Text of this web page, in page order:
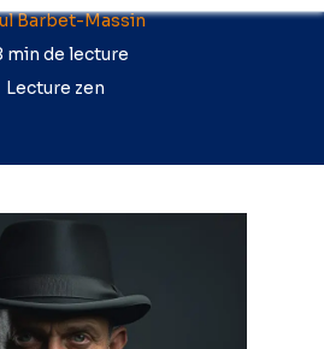
Barbet-Massin
min de lecture
Lecture zen